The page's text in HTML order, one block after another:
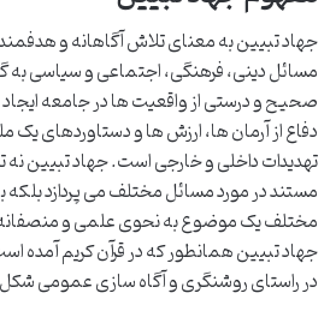
جهاد تبیین به معنای تلاش آگاهانه و
مسائل دینی، فرهنگی، اجتماعی و سیاسی
صحیح و درستی از واقعیت ها در جامعه ایجاد
دفاع از آرمان ها، ارزش ها و دستاوردهای یک
تهدیدات داخلی و خارجی است. جهاد تبیین نه
مستند در مورد مسائل مختلف می پردازد بلکه
مختلف یک موضوع به نحوی علمی و منصفانه
جهاد تبیین همانطور که در قرآن کریم آمده
در راستای روشنگری و آگاه سازی عمومی